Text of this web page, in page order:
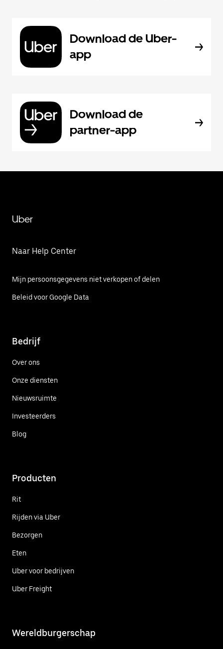
Download de Uber-
app
Download de
partner-app
Uber
Naar Help Center
Mijn persoonsgegevens niet verkopen of delen
Beleid voor Google Data
Bedrijf
Over ons
Onze diensten
Nieuwsruimte
Investeerders
Blog
Producten
Rit
Rijden via Uber
Bezorgen
Eten
Uber voor bedrijven
Uber Freight
Wereldburgerschap